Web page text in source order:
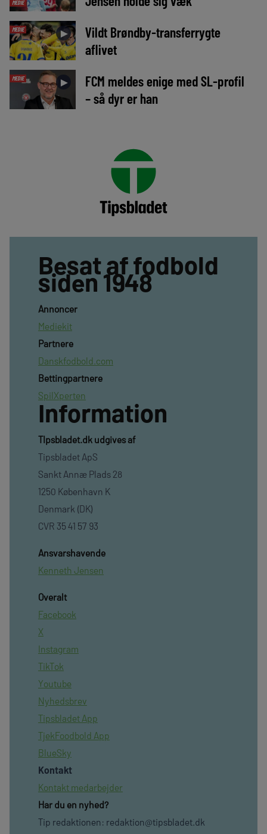
MEDIE
MEDIE ►
Vildt Brøndby-transferrygte
aflivet
MEDIE ►
FCM meldes enige med SL-profil
– så dyr er han
Besat af fodbold
siden 1948
Annoncer
Mediekit
Partnere
Danskfodbold.com
Bettingpartnere
SpilXperten
Information
TIpsbladet.dk udgives af
Tipsbladet ApS
Sankt Annæ Plads 28
1250 København K
Denmark (DK)
CVR 35 41 57 93
Ansvarshavende
Kenneth Jensen
Overalt
Facebook
X
Instagram
TikTok
Youtube
Nyhedsbrev
Tipsbladet App
TjekFoodbold App
BlueSky
Kontakt
Kontakt medarbejder
Har du en nyhed?
Tip redaktionen: redaktion@tipsbladet.dk